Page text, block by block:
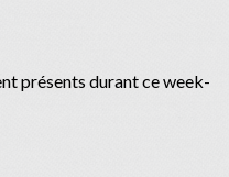
présents durant ce week-